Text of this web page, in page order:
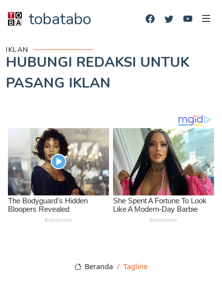
tobatabo
IKLAN
HUBUNGI REDAKSI UNTUK
PASANG IKLAN
Beranda Tagline